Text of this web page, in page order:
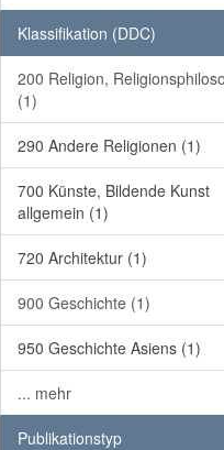
Klassifikation (DDC)
200 Religion,
(1)
290 Andere Religionen (1)
700 Künste, Bildende Kunst
allgemein (1)
720 Architektur (1)
900 Geschichte (1)
950 Geschichte Asiens (1)
... mehr
Publikationstyp